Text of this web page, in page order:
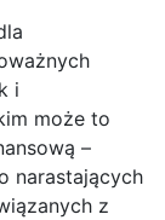
i
może to
–
narastających
z